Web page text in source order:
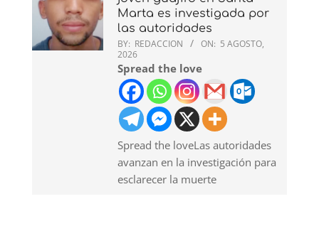
Marta es investigada por
las autoridades
BY: REDACCION ON: 5 AGOSTO,
2026
Spread the love
Spread the loveLas autoridades
avanzan en la investigación para
esclarecer la muerte